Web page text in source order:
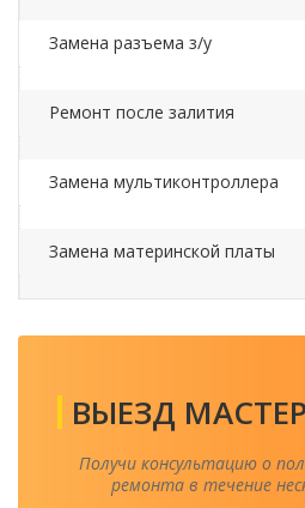
Замена разъема з/у
Ремонт после залития
Замена мультиконтроллера
Замена материнской платы
ВЫЕЗД
Получи консультацию о
ремонта в течение